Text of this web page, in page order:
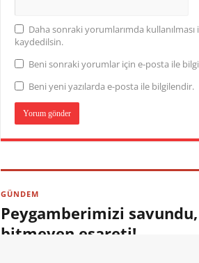
Daha sonraki yorumlarımda
kaydedilsin.
Beni sonraki yorumlar için e-posta ile
Beni yeni yazılarda e-posta ile bilgilendir.
GÜNDEM
Peygamberimizi
bitmeyen esareti!